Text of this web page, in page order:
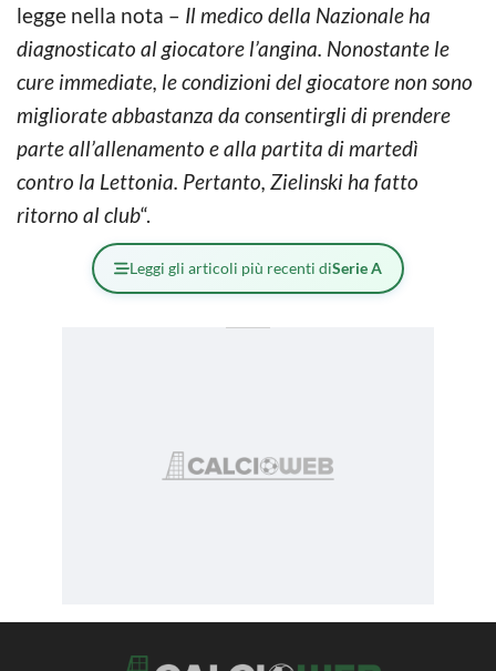
legge nella nota – Il medico della Nazionale ha
diagnosticato al giocatore l’angina. Nonostante le
cure immediate, le condizioni del giocatore non sono
migliorate abbastanza da consentirgli di prendere
parte all’allenamento e alla partita di martedì
contro la Lettonia. Pertanto, Zielinski ha fatto
ritorno al club“.
Leggi gli articoli più recenti diSerie A